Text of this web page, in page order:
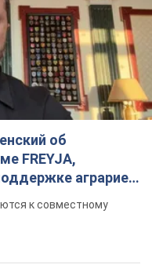
об
FREYJA,
аграриев.
к совместному